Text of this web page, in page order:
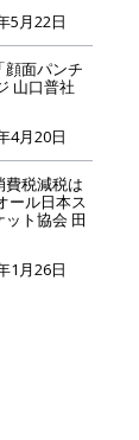
5月22日
顔面パンチ
山口普社
4月20日
費税減税は
ール日本ス
ト協会 田
1月26日